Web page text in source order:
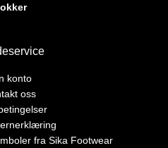
konto
oss
fra Sika Footwear